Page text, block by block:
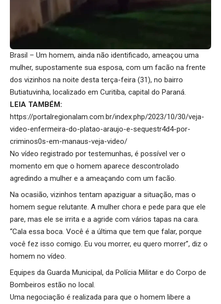
Brasil – Um homem, ainda não identificado, ameaçou uma
mulher, supostamente sua esposa, com um facão na frente
dos vizinhos na noite desta terça-feira (31), no bairro
Butiatuvinha, localizado em Curitiba, capital do Paraná.
LEIA TAMBÉM:
https://portalregionalam.com.br/index.php/2023/10/30/veja-
video-enfermeira-do-platao-araujo-e-sequestr4d4-por-
criminos0s-em-manaus-veja-video/
No vídeo registrado por testemunhas, é possível ver o
momento em que o homem aparece descontrolado
agredindo a mulher e a ameaçando com um facão.
Na ocasião, vizinhos tentam apaziguar a situação, mas o
homem segue relutante. A mulher chora e pede para que ele
pare, mas ele se irrita e a agride com vários tapas na cara.
“Cala essa boca. Você é a última que tem que falar, porque
você fez isso comigo. Eu vou morrer, eu quero morrer”, diz o
homem no vídeo.
Equipes da Guarda Municipal, da Polícia Militar e do Corpo de
Bombeiros estão no local.
Uma negociação é realizada para que o homem libere a